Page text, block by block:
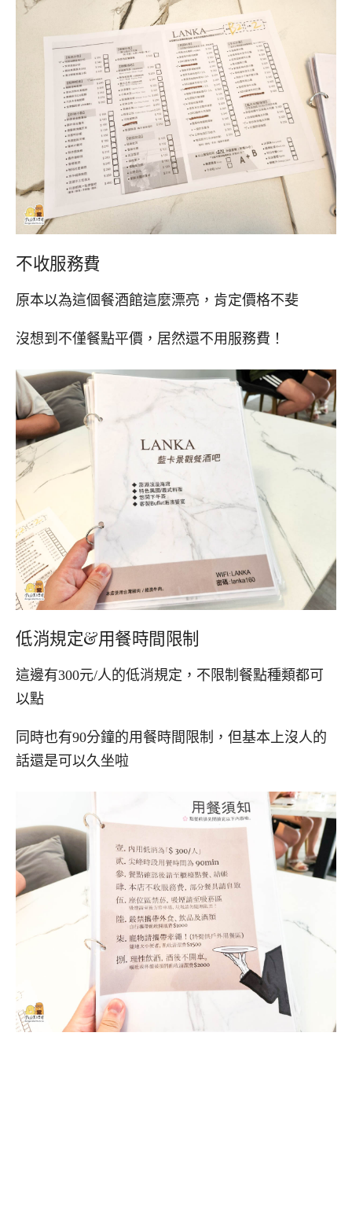
不收服務費
原本以為這個餐酒館這麼漂亮，肯定價格不斐
沒想到不僅餐點平價，居然還不用服務費！
低消規定&用餐時間限制
這邊有300元/人的低消規定，不限制餐點種類都可
以點
同時也有90分鐘的用餐時間限制，但基本上沒人的
話還是可以久坐啦